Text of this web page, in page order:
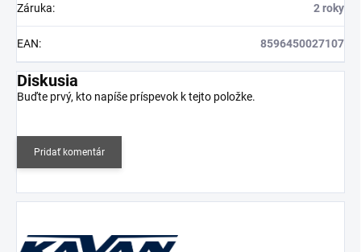
Záruka: 2 roky
EAN: 8596450027107
Diskusia
Buďte prvý, kto napíše príspevok k tejto položke.
Pridať komentár